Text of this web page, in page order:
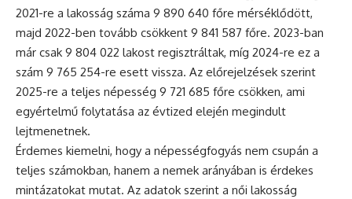
2021-re a lakosság száma 9 890 640 főre mérséklődött,
majd 2022-ben tovább csökkent 9 841 587 főre. 2023-ban
már csak 9 804 022 lakost regisztráltak, míg 2024-re ez a
szám 9 765 254-re esett vissza. Az előrejelzések szerint
2025-re a teljes népesség 9 721 685 főre csökken, ami
egyértelmű folytatása az évtized elején megindult
lejtmenetnek.
Érdemes kiemelni, hogy a népességfogyás nem csupán a
teljes számokban, hanem a nemek arányában is érdekes
mintázatokat mutat. Az adatok szerint a női lakosság